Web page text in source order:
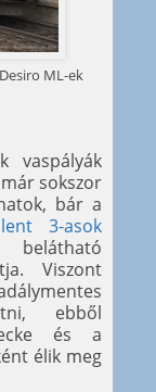
ML-ek
vaspályák
sokszor
bár a
3-asok
belátható
Viszont
ebből
és a
élik meg